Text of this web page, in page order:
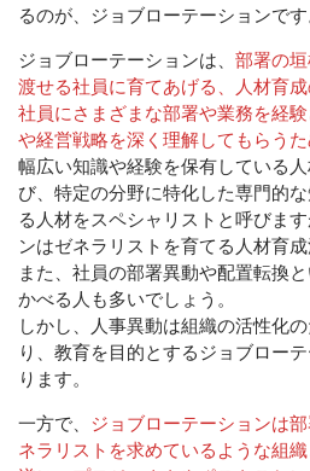
るのが、ジョブローテーションです
ジョブローテーションは、 部署の
渡せる社員に育てあげる、人材育
社員にさまざまな部署や業務を経
や経営戦略を深く理解してもらう
幅広い知識や経験を保有している
び、特定の分野に特化した専門的
る人材をスペシャリストと呼びま
ンはゼネラリストを育てる人材育成
また、社員の部署異動や配置転換
かべる人も多いでしょう。
しかし、人事異動は組織の活性化
り、教育を目的とするジョブロー
ります。
一方で、 ジョブローテーションは
ネラリストを求めているような組織